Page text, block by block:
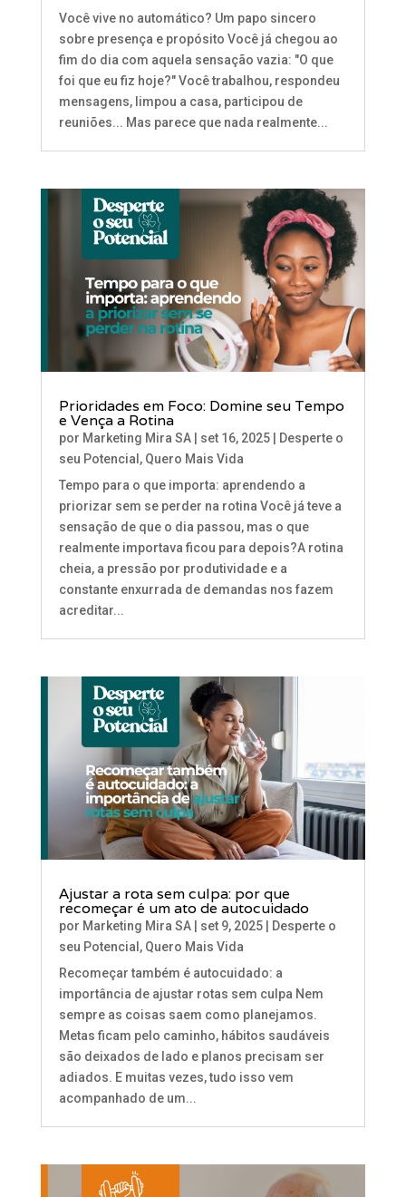
Você vive no automático? Um papo sincero
sobre presença e propósito Você já chegou ao
fim do dia com aquela sensação vazia: "O que
foi que eu fiz hoje?" Você trabalhou, respondeu
mensagens, limpou a casa, participou de
reuniões... Mas parece que nada realmente...
Prioridades em Foco: Domine seu Tempo
e Vença a Rotina
por Marketing Mira SA| set 16, 2025|
Desperte o
seu Potencial , Quero Mais Vida
Tempo para o que importa: aprendendo a
priorizar sem se perder na rotina Você já teve a
sensação de que o dia passou, mas o que
realmente importava ficou para depois?A rotina
cheia, a pressão por produtividade e a
constante enxurrada de demandas nos fazem
acreditar...
Ajustar a rota sem culpa: por que
recomeçar é um ato de autocuidado
por Marketing Mira SA| set 9, 2025| Desperte o
seu Potencial, Quero Mais Vida
Recomeçar também é autocuidado: a
importância de ajustar rotas sem culpa Nem
sempre as coisas saem como planejamos.
Metas ficam pelo caminho, hábitos saudáveis
são deixados de lado e planos precisam ser
adiados. E muitas vezes, tudo isso vem
acompanhado de um...